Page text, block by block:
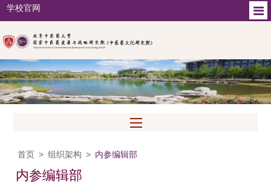
学校官网
首页 > 组织架构 > 内参编辑部
内参编辑部